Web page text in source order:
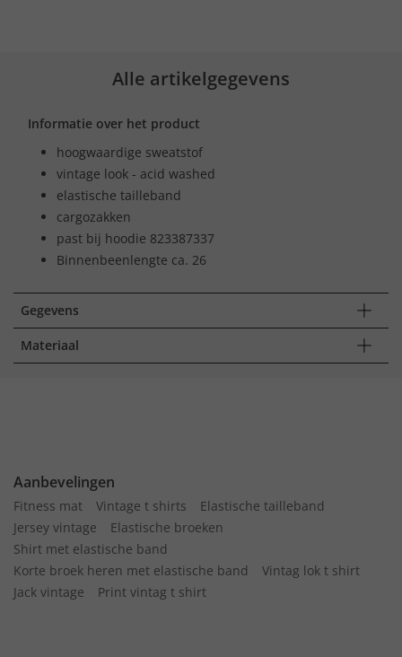
Alle artikelgegevens
Informatie over het product
hoogwaardige sweatstof
vintage look - acid washed
elastische tailleband
cargozakken
past bij hoodie 823387337
Binnenbeenlengte ca. 26
Gegevens
Materiaal
Aanbevelingen
Fitness mat Vintage t shirts
Elastische tailleband
Jersey vintage
Elastische broeken
Shirt met elastische band
Korte broek heren met elastische band
Vintag lok t shirt
Jack vintage
Print vintag t shirt